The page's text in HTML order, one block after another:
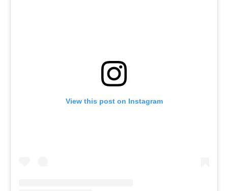
View this post on Instagram